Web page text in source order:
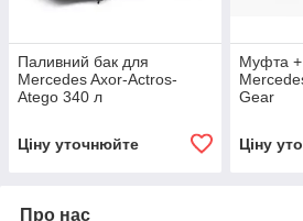
Паливний бак для
Mercedes Axor-Actros-
Atego 340 л
Аксор-Актрос-Атего Seka
Otomotiv
Ціну уточнюйте
Муфта
Gear
Ціну
Про нас